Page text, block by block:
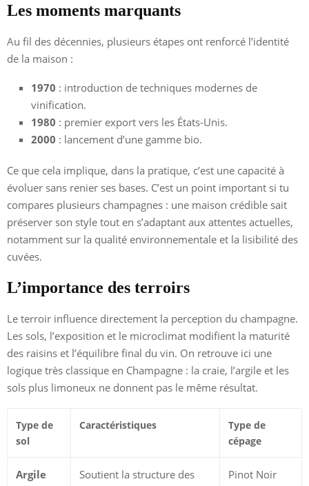
Les moments marquants
Au fil des décennies, plusieurs étapes ont renforcé l’identité
de la maison :
1970 : introduction de techniques modernes de
vinification.
1980 : premier export vers les États-Unis.
2000 : lancement d’une gamme bio.
Ce que cela implique, dans la pratique, c’est une capacité à
évoluer sans renier ses bases. C’est un point important si tu
compares plusieurs champagnes : une maison crédible sait
préserver son style tout en s’adaptant aux attentes actuelles,
notamment sur la qualité environnementale et la lisibilité des
cuvées.
L’importance des terroirs
Le terroir influence directement la perception du champagne.
Les sols, l’exposition et le microclimat modifient la maturité
des raisins et l’équilibre final du vin. On retrouve ici une
logique très classique en Champagne : la craie, l’argile et les
sols plus limoneux ne donnent pas le même résultat.
Type de
sol
Caractéristiques
Type de
cépage
Argile
Soutient la structure des
Pinot Noir